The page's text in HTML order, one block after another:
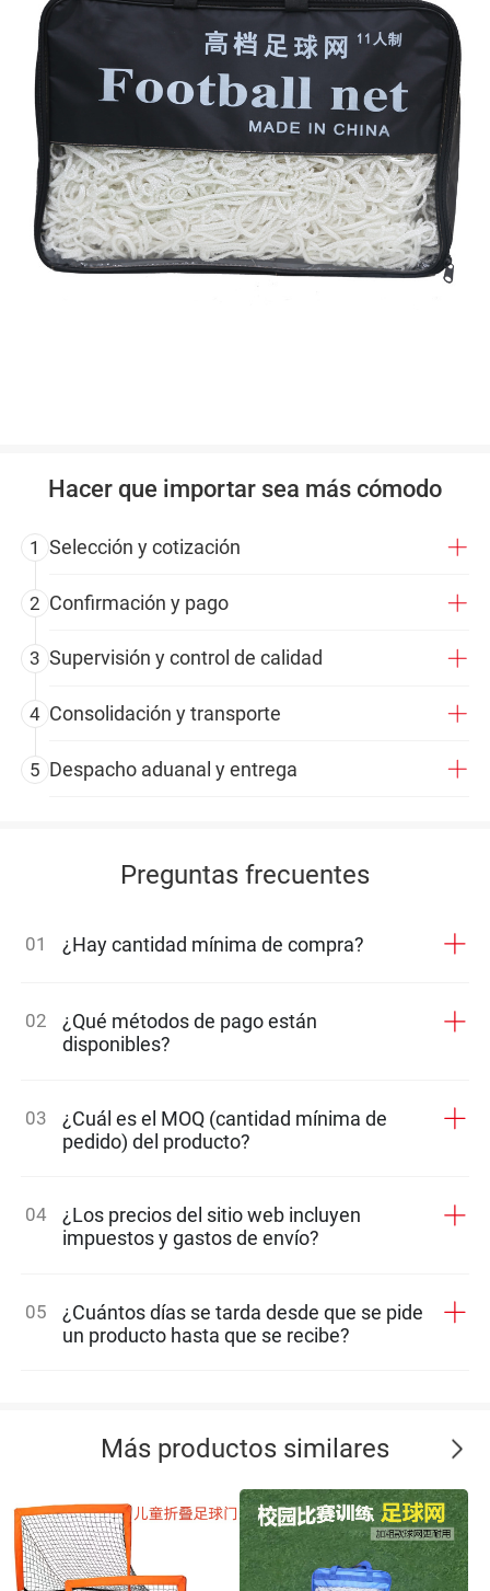
Hacer que importar sea más cómodo
1 Selección y cotización
2 Confirmación y pago
3 Supervisión y control de calidad
4 Consolidación y transporte
5 Despacho aduanal y entrega
Preguntas frecuentes
01 ¿Hay cantidad mínima de compra?
02
¿Qué métodos de pago están
disponibles?
03
¿Cuál es el MOQ (cantidad mínima de
pedido) del producto?
04
¿Los precios del sitio web incluyen
impuestos y gastos de envío?
05
¿Cuántos días se tarda desde que se pide
un producto hasta que se recibe?
Más productos similares